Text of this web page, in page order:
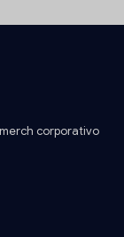
corporativo